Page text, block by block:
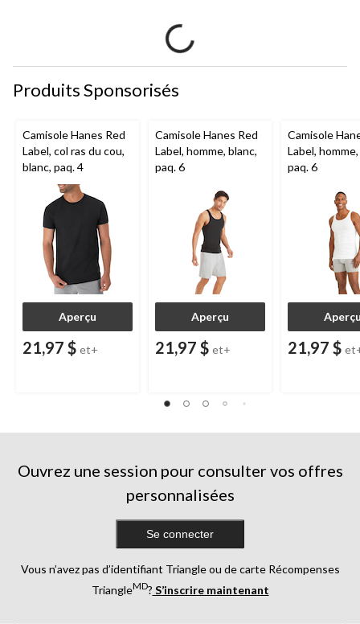
Produits Sponsorisés
Camisole Hanes Red
Label, col ras du cou,
blanc, paq. 4
Aperçu
21,97 $ et+
Camisole Hanes Red
Label, homme, blanc,
paq. 6
Aperçu
21,97 $ et+
Camisole
Label,
paq. 6
21,97 $
Ouvrez une session pour consulter vos offres
personnalisées
Se connecter
Vous n’avez pas d’identifiant Triangle ou de carte Récompenses
TriangleMD? S’inscrire maintenant